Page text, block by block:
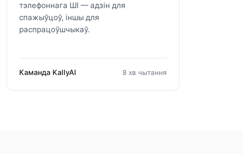
тэлефоннага ШІ — адзін для
спажыўцоў, іншы для
распрацоўшчыкаў.
Каманда KallyAI 8 хв чытання